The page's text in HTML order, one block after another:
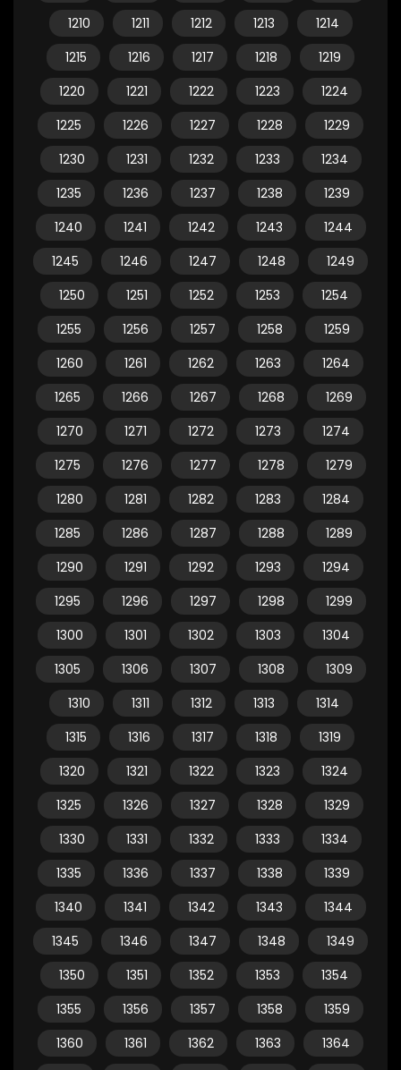
1210
1211 1212 1213
1214
1215
1216 1217 1218
1219
1220
1221 1222 1223
1224
1225
1226 1227 1228
1229
1230
1231 1232 1233
1234
1235
1236 1237 1238
1239
1240
1241 1242 1243
1244
1245
1246 1247 1248
1249
1250
1251 1252 1253
1254
1255
1256 1257 1258
1259
1260
1261 1262 1263
1264
1265
1266 1267 1268
1269
1270
1271 1272 1273
1274
1275
1276 1277 1278
1279
1280
1281 1282 1283
1284
1285
1286 1287 1288
1289
1290
1291 1292 1293
1294
1295
1296 1297 1298
1299
1300
1301 1302 1303
1304
1305
1306 1307 1308
1309
1310
1311 1312 1313
1314
1315
1316 1317 1318
1319
1320
1321 1322 1323
1324
1325
1326 1327 1328
1329
1330
1331 1332 1333
1334
1335
1336 1337 1338
1339
1340
1341 1342 1343
1344
1345
1346 1347 1348
1349
1350
1351 1352 1353
1354
1355
1356 1357 1358
1359
1360
1361 1362 1363
1364